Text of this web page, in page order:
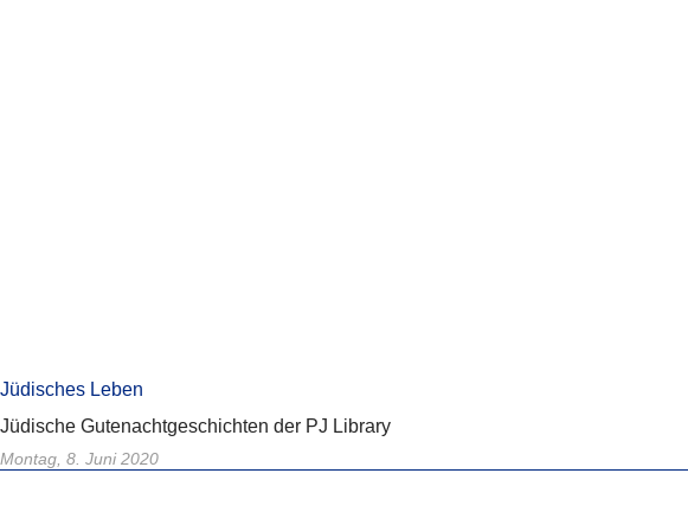
Jüdisches Leben
Jüdische Gutenachtgeschichten der PJ Library
Montag, 8. Juni 2020